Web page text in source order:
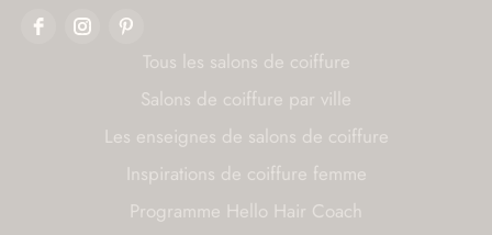
Tous les salons de coiffure
Salons de coiffure par ville
Les enseignes de salons de coiffure
Inspirations de coiffure femme
Programme Hello Hair Coach